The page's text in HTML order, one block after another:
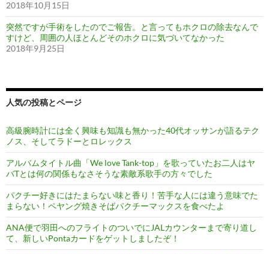
2018年10月15日
突然ですが手術をしたのでご報告。と言ってもホクロの除去なんで
すけど、周囲の人ほとんどそのホクロに気づいてなかった
2018年9月25日
人気の投稿とページ
高級腕時計には全く興味も知識も無かった40代オッサンが語るテク
ノス、そしてラドーとロレックス
アルバムタイトル曲「We love Tank-top」を歌っていたお二人はヤ
バTとは何の関係もなさそうな素敵系歌手の方々でした
パクチー好きにはたまらない味と香り！苦手な人には違う意味でた
まらない！ペヤング焼きそばパクチーマックスを食べたよ
ANA便で羽田へのフライトのついでにJALカウンターまで寄り道し
て、新しいPontaカードをゲットしましたぞ！